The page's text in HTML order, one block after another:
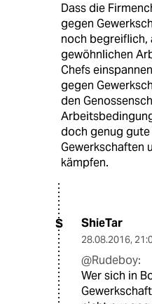
Dass die
gegen
noch begreiflich,
gewöhnlichen
Chefs
gegen
den
doch genug
Gewerkschaften
kämpfen.
S ShieTar
28.08.2016,
@Rudeboy:
Wer sich in